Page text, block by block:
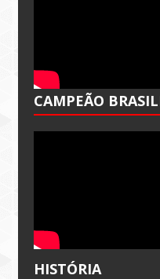
CAMPEÃO
HISTÓRIA